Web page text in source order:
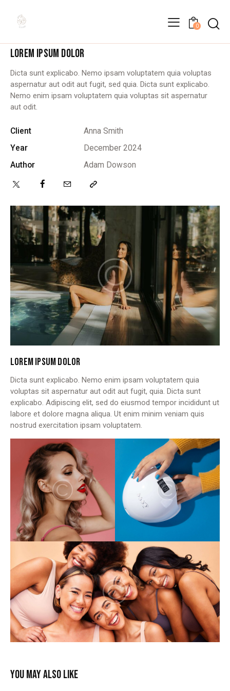
0
SPA
LOREM IPSUM DOLOR
Dicta sunt explicabo. Nemo enim ipsam voluptatem quia
voluptas sit aspernatur aut odit aut fugit, quia. Dicta sunt
explicabo. Adipiscing elit, sed do eiusmod tempor incididunt ut
labore et dolore magna aliqua. Ut enim minim veniam quis
nostrud exercitation ipsam voluptatem.
LOREM IPSUM DOLOR
Dicta sunt explicabo. Nemo ipsam voluptatem quia voluptas
aspernatur aut odit aut fugit, sed quia. Dicta sunt explicabo.
Nemo enim ipsam voluptatem quia voluptas sit aspernatur
aut odit.
Client
Anna Smith
Year
December 2024
Author
Adam Dowson
YOU MAY ALSO LIKE